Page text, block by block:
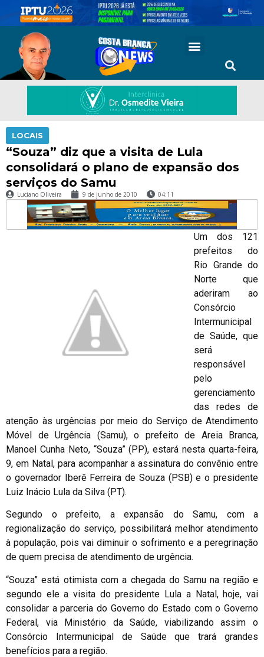
LOCAIS
“Souza” diz que a visita de Lula
consolidará o plano de expansão dos
serviços do Samu
Luciano Oliveira 9 de junho de 2010 04:11
Um dos 121
prefeitos do
Rio Grande do
Norte que
aderiram ao
Consórcio
Intermunicipal
de Saúde, que
será
responsável
pelo
gerenciamento
das redes de
atenção às urgências por meio do Serviço de Atendimento
Móvel de Urgência (Samu), o prefeito de Areia Branca,
Manoel Cunha Neto, “Souza” (PP), estará nesta quarta-feira,
9, em Natal, para acompanhar a assinatura do convênio entre
o governador Iberê Ferreira de Souza (PSB) e o presidente
Luiz Inácio Lula da Silva (PT).
Segundo o prefeito, a expansão do Samu, com a
regionalização do serviço, possibilitará melhor atendimento
à população, pois vai diminuir o sofrimento e a peregrinação
de quem precisa de atendimento de urgência.
“Souza” está otimista com a chegada do Samu na região e
segundo ele a visita do presidente Lula a Natal, hoje, vai
consolidar a parceria do Governo do Estado com o Governo
Federal, via Ministério da Saúde, viabilizando assim o
Consórcio Intermunicipal de Saúde que trará grandes
benefícios para a região.